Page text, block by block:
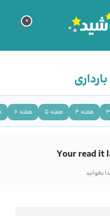
0
هفته 4 هفته 5 هفته 6
Your read it
بخوانید